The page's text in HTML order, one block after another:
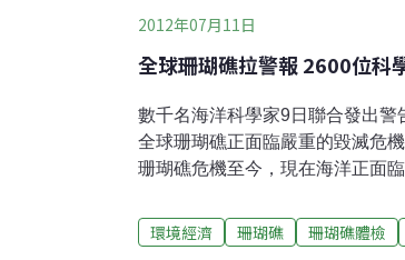
2012年07月11日
全球珊瑚礁拉警報 2600位科
數千名海洋科學家9日聯合發出警
全球珊瑚礁正面臨嚴重的毀滅危
珊瑚礁危機至今，現在海洋正面
洋版的護樹訴求而已，珊瑚礁的
四年一度的國際珊瑚礁年會今年
環境經濟 珊瑚礁 珊瑚礁體檢